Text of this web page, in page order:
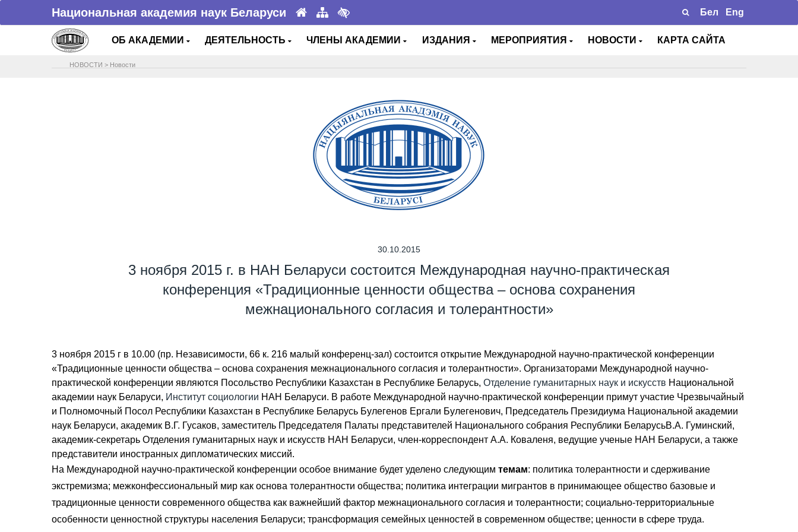
Национальная академия наук Беларуси Бел Eng
ОБ АКАДЕМИИ ДЕЯТЕЛЬНОСТЬ ЧЛЕНЫ АКАДЕМИИ ИЗДАНИЯ МЕРОПРИЯТИЯ НОВОСТИ КАРТА САЙТА
НОВОСТИ > Новости
30.10.2015
3 ноября 2015 г. в НАН Беларуси состоится Международная научно-практическая
конференция «Традиционные ценности общества – основа сохранения
межнационального согласия и толерантности»
3 ноября 2015 г в 10.00 (пр. Независимости, 66 к. 216 малый конференц-зал) состоится открытие Международной научно-практической конференции
«Традиционные ценности общества – основа сохранения межнационального согласия и толерантности». Организаторами Международной научно-
практической конференции являются Посольство Республики Казахстан в Республике Беларусь, Отделение гуманитарных наук и искусств Национальной
академии наук Беларуси, Институт социологии НАН Беларуси. В работе Международной научно-практической конференции примут участие Чрезвычайный
и Полномочный Посол Республики Казахстан в Республике Беларусь Булегенов Ергали Булегенович, Председатель Президиума Национальной академии
наук Беларуси, академик В.Г. Гусаков, заместитель Председателя Палаты представителей Национального собрания Республики БеларусьВ.А. Гуминский,
академик-секретарь Отделения гуманитарных наук и искусств НАН Беларуси, член-корреспондент А.А. Коваленя, ведущие ученые НАН Беларуси, а также
представители иностранных дипломатических миссий.
На Международной научно-практической конференции особое внимание будет уделено следующим темам: политика толерантности и сдерживание
экстремизма; межконфессиональный мир как основа толерантности общества; политика интеграции мигрантов в принимающее общество базовые и
традиционные ценности современного общества как важнейший фактор межнационального согласия и толерантности; социально-территориальные
особенности ценностной структуры населения Беларуси; трансформация семейных ценностей в современном обществе; ценности в сфере труда.